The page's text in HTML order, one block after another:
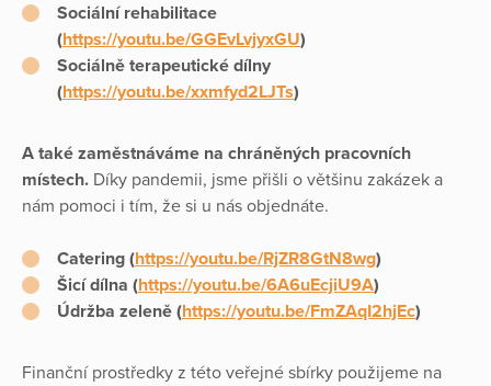
Sociální rehabilitace
(https://youtu.be/GGEvLvjyxGU)
Sociálně terapeutické dílny
(https://youtu.be/xxmfyd2LJTs)
A také zaměstnáváme na chráněných pracovních
místech. Díky pandemii, jsme přišli o většinu zakázek a
nám pomoci i tím, že si u nás objednáte.
Catering (https://youtu.be/RjZR8GtN8wg)
Šicí dílna (https://youtu.be/6A6uEcjiU9A)
Údržba zeleně (https://youtu.be/FmZAqI2hjEc)
Finanční prostředky z této veřejné sbírky použijeme na